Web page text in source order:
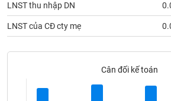
LNST thu nhập DN
LNST của CĐ cty mẹ
Cân đối kế toán
Tin
tức
(-)